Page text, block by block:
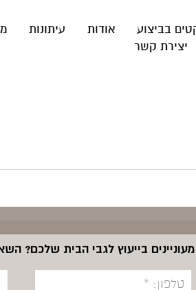
בביצוע אודות עיתונות
יצירת קשר
מעוניינים בייעוץ לגבי הבית שלכם?